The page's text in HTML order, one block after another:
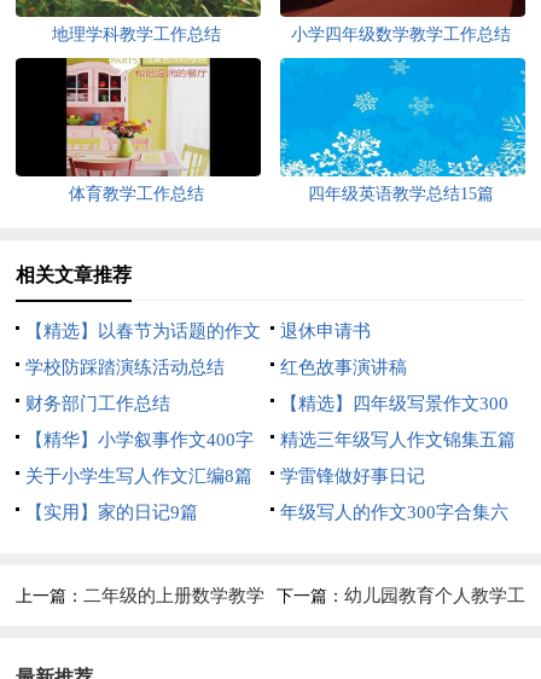
地理学科教学工作总结
小学四年级数学教学工作总结
(15篇)
体育教学工作总结 四年级英语教学总结15篇
相关文章推荐
【精选】以春节为话题的作文
锦集8篇
退休申请书
学校防踩踏演练活动总结
红色故事演讲稿
财务部门工作总结
【精选】四年级写景作文300
字集合五篇
【精华】小学叙事作文400字
集锦九篇
精选三年级写人作文锦集五篇
关于小学生写人作文汇编8篇
学雷锋做好事日记
【实用】家的日记9篇
年级写人的作文300字合集六
上一篇：二年级的上册数学教学 下一篇： 幼儿园教育个人教学工